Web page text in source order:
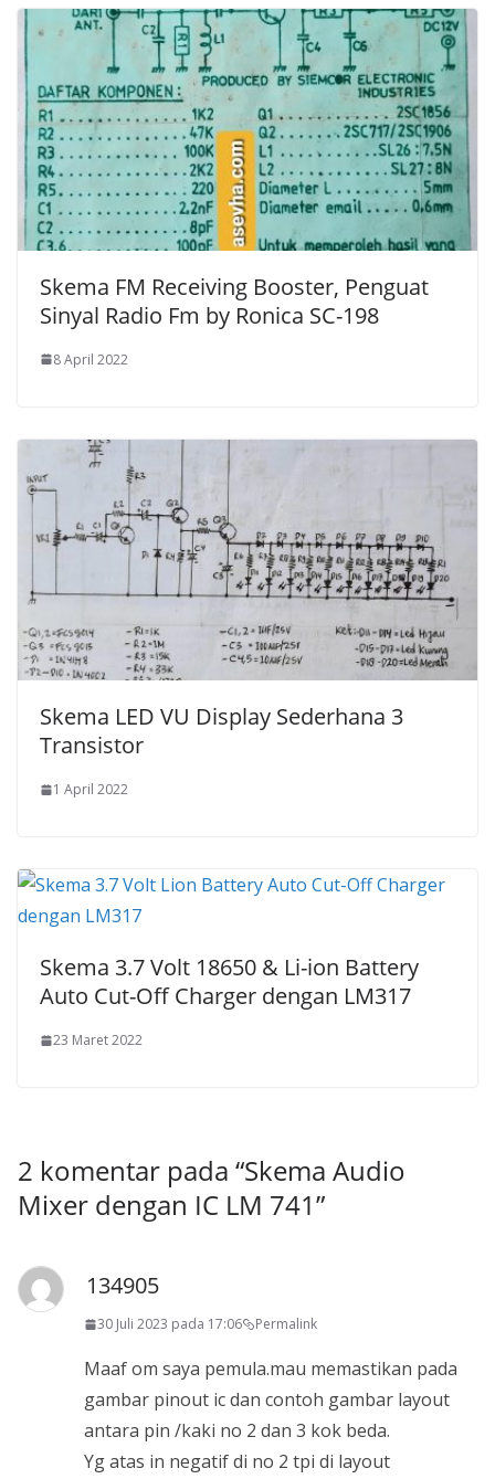
Skema FM Receiving Booster, Penguat
Sinyal Radio Fm by Ronica SC-198
8 April 2022
Skema LED VU Display Sederhana 3
Transistor
1 April 2022
Skema 3.7 Volt 18650 & Li-ion Battery
Auto Cut-Off Charger dengan LM317
23 Maret 2022
2 komentar pada “Skema Audio
Mixer dengan IC LM 741”
134905
30 Juli 2023 pada 17:06 Permalink
Maaf om saya pemula.mau memastikan pada
gambar pinout ic dan contoh gambar layout
antara pin /kaki no 2 dan 3 kok beda.
Yg atas in negatif di no 2 tpi di layout